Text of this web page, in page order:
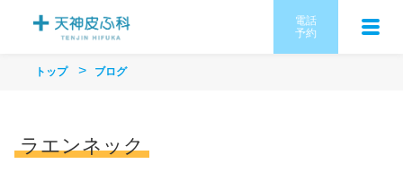
電話
予約
トップ ブログ
ラエンネック